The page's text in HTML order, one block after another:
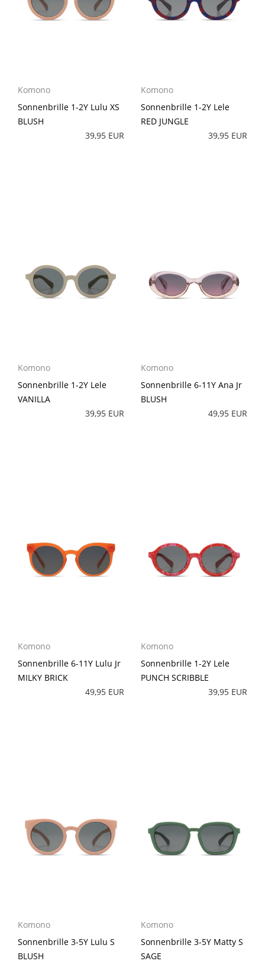
Komono
Sonnenbrille 1-2Y Lulu XS
BLUSH
39,95 EUR
Komono
Sonnenbrille 1-2Y Lele
RED JUNGLE
39,95 EUR
Komono
Sonnenbrille 1-2Y Lele
VANILLA
39,95 EUR
Komono
Sonnenbrille 6-11Y Ana Jr
BLUSH
49,95 EUR
Komono
Sonnenbrille 6-11Y Lulu Jr
MILKY BRICK
49,95 EUR
Komono
Sonnenbrille 1-2Y Lele
PUNCH SCRIBBLE
39,95 EUR
Komono
Sonnenbrille 3-5Y Lulu S
BLUSH
Komono
Sonnenbrille 3-5Y Matty S
SAGE